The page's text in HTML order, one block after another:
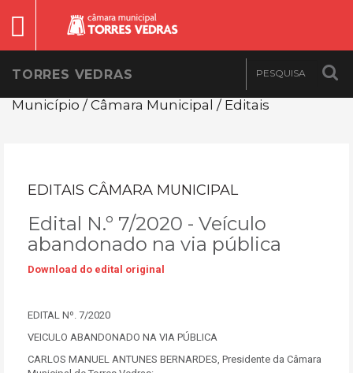
TORRES VEDRAS
Município / Câmara Municipal / Editais
EDITAIS CÂMARA MUNICIPAL
Edital N.º 7/2020 - Veículo
abandonado na via pública
Download do edital original
EDITAL Nº. 7/2020
VEICULO ABANDONADO NA VIA PÚBLICA
CARLOS MANUEL ANTUNES BERNARDES, Presidente da Câmara